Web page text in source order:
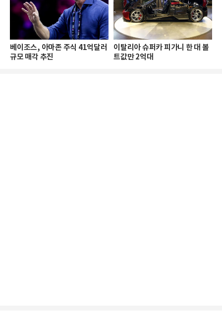
베이조스, 아마존 주식 41억달러
규모 매각 추진
이탈리아 슈퍼카 피가니 한 대 볼
트값만 2억대